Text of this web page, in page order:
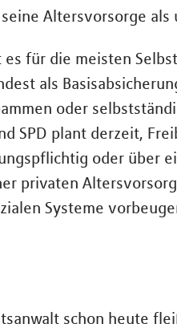
Altersvorsorge als
für die meisten
als
oder
SPD plant derzeit,
oder über
privaten
Systeme
schon heute